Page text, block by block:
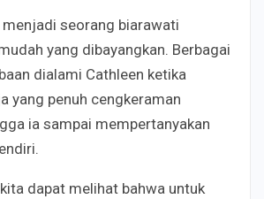
seorang biarawati
yang dibayangkan. Berbagai
dialami Cathleen ketika
yang penuh cengkeraman
ia sampai mempertanyakan
dapat melihat bahwa untuk